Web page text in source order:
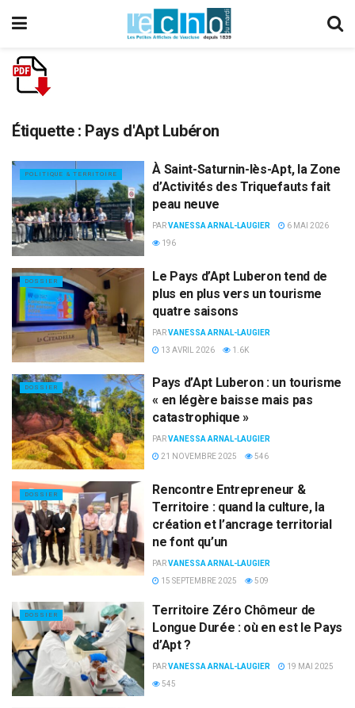
Étiquette : Pays d'Apt Lubéron
POLITIQUE & TERRITOIRE
À Saint-Saturnin-lès-Apt, la Zone
d’Activités des Triquefauts fait
peau neuve
PARVANESSA ARNAL-LAUGIER
6 MAI 2026
196
DOSSIER
Le Pays d’Apt Luberon tend de
plus en plus vers un tourisme
quatre saisons
PARVANESSA ARNAL-LAUGIER
13 AVRIL 2026
1.6K
DOSSIER
Pays d’Apt Luberon : un tourisme
« en légère baisse mais pas
catastrophique »
PARVANESSA ARNAL-LAUGIER
21 NOVEMBRE 2025
546
DOSSIER
Rencontre Entrepreneur &
Territoire : quand la culture, la
création et l’ancrage territorial
ne font qu’un
PARVANESSA ARNAL-LAUGIER
15 SEPTEMBRE 2025
509
DOSSIER
Territoire Zéro Chômeur de
Longue Durée : où en est le Pays
d’Apt ?
PARVANESSA ARNAL-LAUGIER
19 MAI 2025
545